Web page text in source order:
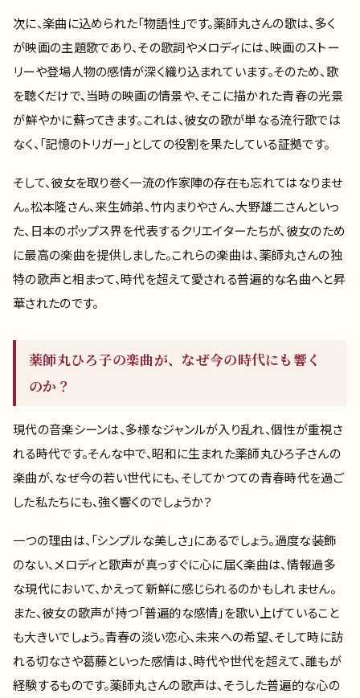
次に、楽曲に込められた「物語性」です。薬師丸さんの歌は、多く
が映画の主題歌であり、その歌詞やメロディには、映画のストー
リーや登場人物の感情が深く織り込まれています。そのため、歌
を聴くだけで、当時の映画の情景や、そこに描かれた青春の光景
が鮮やかに蘇ってきます。これは、彼女の歌が単なる流行歌では
なく、「記憶のトリガー」としての役割を果たしている証拠です。
そして、彼女を取り巻く一流の作家陣の存在も忘れてはなりませ
ん。松本隆さん、来生姉弟、竹内まりやさん、大野雄二さんといっ
た、日本のポップス界を代表するクリエイターたちが、彼女のため
に最高の楽曲を提供しました。これらの楽曲は、薬師丸さんの独
特の歌声と相まって、時代を超えて愛される普遍的な名曲へと昇
華されたのです。
薬師丸ひろ子の楽曲が、なぜ今の時代にも響く
のか？
現代の音楽シーンは、多様なジャンルが入り乱れ、個性が重視さ
れる時代です。そんな中で、昭和に生まれた薬師丸ひろ子さんの
楽曲が、なぜ今の若い世代にも、そしてかつての青春時代を過ご
した私たちにも、強く響くのでしょうか？
一つの理由は、「シンプルな美しさ」にあるでしょう。過度な装飾
のない、メロディと歌声が真っすぐに心に届く楽曲は、情報過多
な現代において、かえって新鮮に感じられるのかもしれません。
また、彼女の歌声が持つ「普遍的な感情」を歌い上げていること
も大きいでしょう。青春の淡い恋心、未来への希望、そして時に訪
れる切なさや葛藤といった感情は、時代や世代を超えて、誰もが
経験するものです。薬師丸さんの歌声は、そうした普遍的な心の